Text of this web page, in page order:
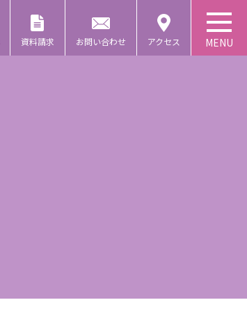
資料請求 お問い合わせ アクセス